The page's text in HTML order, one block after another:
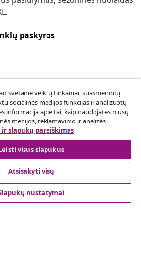
paskyros
užsakymo.
atsisakymas
svetainė veiktų tinkamai, suasmenintų
socialinės medijos funkcijas ir analizuotų
informacija apie tai, kaip naudojatės mūsų
medijos, reklamavimo ir analizės
slapukų pareiškimas
visus slapukus
Atsisakyti visų
nustatymai